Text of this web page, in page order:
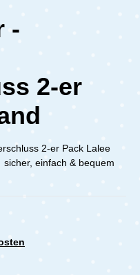
-
2-er
2-er Pack Lalee
einfach & bequem